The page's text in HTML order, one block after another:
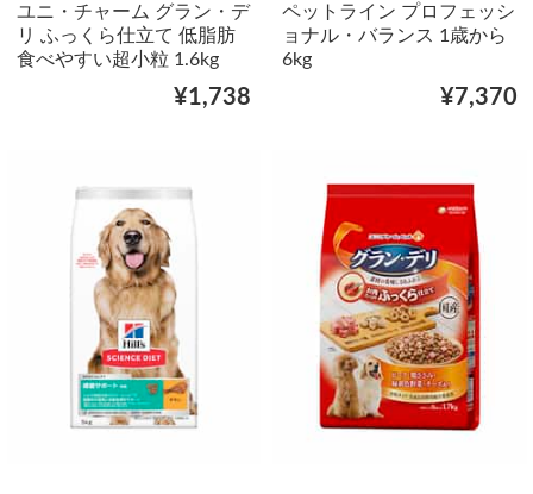
ユニ・チャーム グラン・デ
リ ふっくら仕立て 低脂肪
食べやすい超小粒 1.6kg
¥1,738
ペットライン プロフェッシ
ョナル・バランス 1歳から
6kg
¥7,370